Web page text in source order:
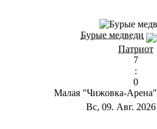
Бурые медведи
Патриот
7
:
0
Малая "Чижовка-Арена"
Вс, 09. Авг. 2026